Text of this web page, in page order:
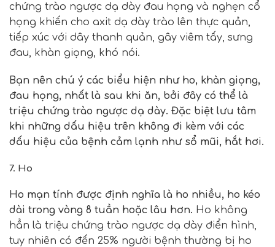
chứng trào ngược dạ dày đau họng và nghẹn cổ
họng khiến cho axit dạ dày trào lên thực quản,
tiếp xúc với dây thanh quản, gây viêm tấy, sưng
đau, khàn giọng, khó nói.
Bạn nên chú ý các biểu hiện như ho, khàn giọng,
đau họng, nhất là sau khi ăn, bởi đây có thể là
triệu chứng trào ngược dạ dày. Đặc biệt lưu tâm
khi những dấu hiệu trên không đi kèm với các
dấu hiệu của bệnh cảm lạnh như sổ mũi, hắt hơi.
7. Ho
Ho mạn tính được định nghĩa là ho nhiều, ho kéo
dài trong vòng 8 tuần hoặc lâu hơn. Ho không
hẳn là triệu chứng trào ngược dạ dày điển hình,
tuy nhiên có đến 25% người bệnh thường bị ho